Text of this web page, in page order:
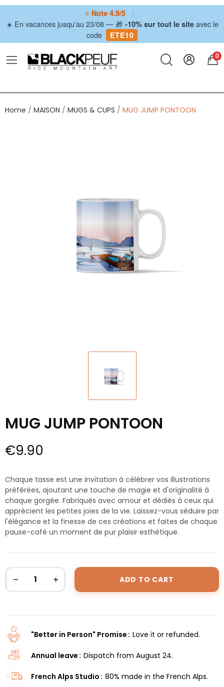
⭐ Note 4.9/5
|
☀️ En vacances jusqu'au 23/08 — 🎁 -10% sur tout le siteavec le
code
ETE10
0
Home MAISON MUGS & CUPS MUG JUMP PONTOON
MUG JUMP PONTOON
€9.90
Chaque tasse est une invitation à célébrer vos illustrations
préférées, ajoutant une touche de magie et d'originalité à
chaque gorgée. Fabriqués avec amour et dédiés à ceux qui
apprécient les petites joies de la vie. Laissez-vous séduire par
l'élégance et la finesse de ces créations et faites de chaque
pause-café un moment de pur plaisir esthétique.
ADD TO CART
"Better in Person" Promise Love it or refunded.
Annual leave Dispatch from August 24.
French Alps Studio 80% made in the French Alps.